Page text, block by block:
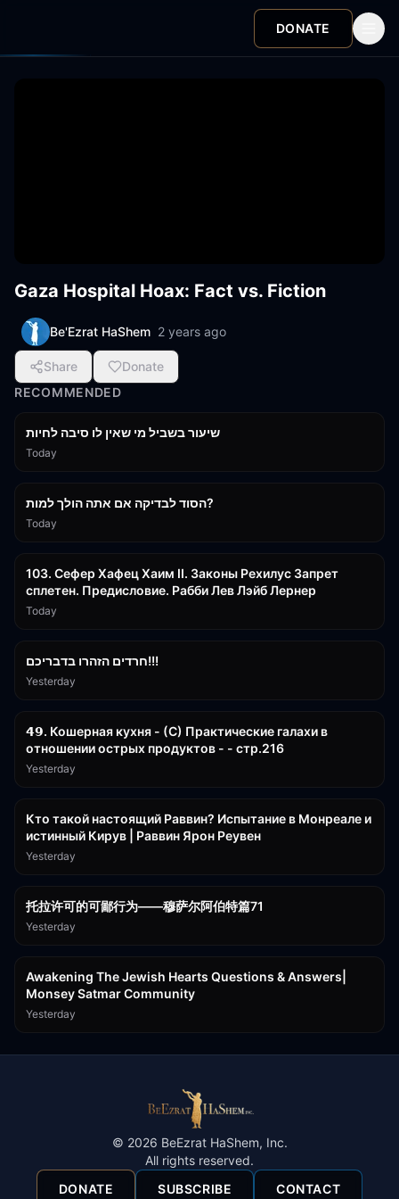
DONATE
Gaza Hospital Hoax: Fact vs. Fiction
Be'Ezrat HaShem 2 years ago
Share
Donate
RECOMMENDED
שיעור בשביל מי שאין לו סיבה לחיות
Today
הסוד לבדיקה אם אתה הולך למות?
Today
103. Сефер Хафец Хаим II. Законы Рехилус Запрет
сплетен. Предисловие. Рабби Лев Лэйб Лернер
Today
חרדים הזהרו בדבריכם!!!
Yesterday
𝟰𝟵. Кошерная кухня - (С) Практические галахи в
отношении острых продуктов - - стр.216
Yesterday
Кто такой настоящий Раввин? Испытание в Монреале и
истинный Кирув | Раввин Ярон Реувен
Yesterday
托拉许可的可鄙行为——穆萨尔阿伯特篇71
Yesterday
Awakening The Jewish Hearts Questions & Answers|
Monsey Satmar Community
Yesterday
© 2026 BeEzrat HaShem, Inc.
All rights reserved.
DONATE
SUBSCRIBE CONTACT